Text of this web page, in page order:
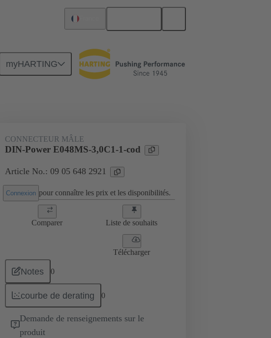
myHARTING
Produits Raccordement carte mère à carte fille
CONNECTEUR MÂLE
DIN-Power E048MS-3,0C1-1-cod
Article No.: 09 05 648 2921
Connexion pour connaître les prix et les disponibilités.
Comparer Liste de souhaits
Télécharger
Notes 0
courbe de derating 0
Demande de renseignements sur le
produit